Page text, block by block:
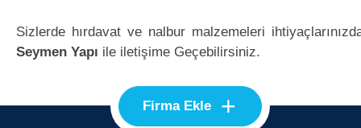
Sizlerde hırdavat ve nalbur malzemeleri
Seymen Yapı ile iletişime Geçebilirsiniz.
Firma Ekle +